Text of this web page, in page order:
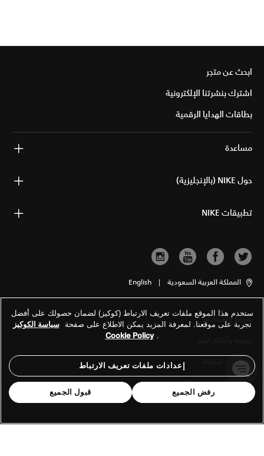
ابحث عن متجر
اشترك بنشرتنا الإلكترونية
بطاقات الهدايا الرقمية
مساعدة
حول NIKE (بالإنجليزية)
تطبيقات NIKE
المملكة العربية السعودية |
English
شروط الاستخدام
معلومات الشركة
سياسة الخصوصية والكوكيز
ستخدم هذا الموقع ملفات تعريف الارتباط (كوكيز) لضمان حصولك على أفضل
تجربة على موقعنا. لمعرفة المزيد يمكن الاطلاع على صفحة سياسة الكوكيز
.
Cookie Policy
إعدادات ملفات تعريف الارتباط
رفض الجميع قبول الجميع